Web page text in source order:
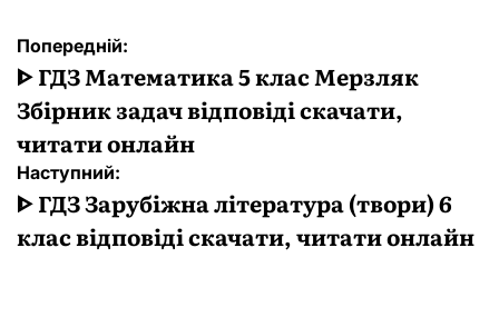
Навігація
записів
Попередній:
ᐈ ГДЗ Математика 5 клас Мерзляк
Збірник задач відповіді скачати,
читати онлайн
Наступний:
ᐈ ГДЗ Зарубіжна література (твори) 6
клас відповіді скачати, читати онлайн